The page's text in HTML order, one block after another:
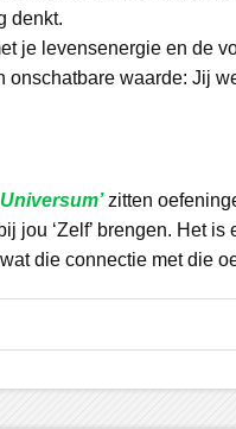
denkt.
je levensenergie en de
onschatbare waarde: Jij
zitten
jou ‘Zelf’ brengen. Het
die connectie met die